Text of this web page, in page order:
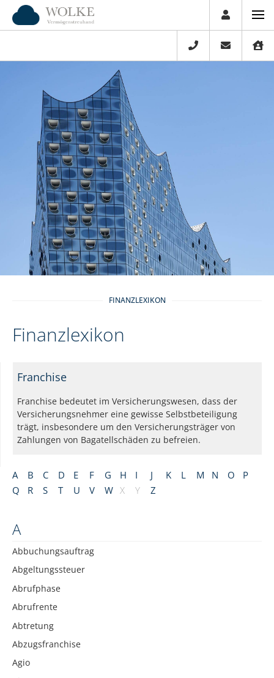
FINANZLEXIKON
Finanzlexikon
A B C D E F G H I J K L M N O
P
Q
R S T U V W X Y Z
A
Abbuchungsauftrag
Abgeltungssteuer
Abrufphase
Abrufrente
Abtretung
Abzugsfranchise
Agio
Franchise
Franchise bedeutet im Versicherungswesen, dass der
Versicherungsnehmer eine gewisse Selbstbeteiligung
trägt, insbesondere um den Versicherungsträger von
Zahlungen von Bagatellschäden zu befreien.